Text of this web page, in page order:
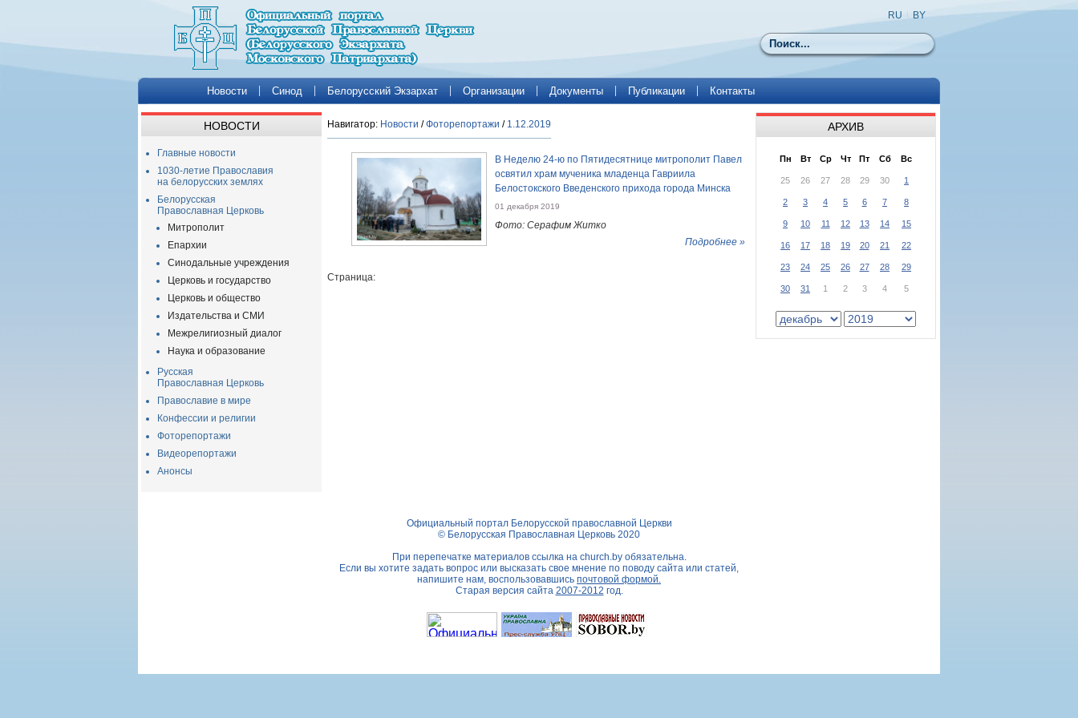
Поиск
RU BY
Новости Синод Белорусский Экзархат Организации Документы Публикации Контакты
НОВОСТИ
Главные новости
1030-летие Православия
на белорусских землях
Белорусская
Православная Церковь
Митрополит
Епархии
Синодальные учреждения
Церковь и государство
Церковь и общество
Издательства и СМИ
Межрелигиозный диалог
Наука и образование
Русская
Православная Церковь
Православие в мире
Конфессии и религии
Фоторепортажи
Видеорепортажи
Анонсы
Навигатор: Новости /Фоторепортажи / 1.12.2019
В Неделю 24-ю по Пятидесятнице митрополит Павел
освятил храм мученика младенца Гавриила
Белостокского Введенского прихода города Минска
01 декабря 2019
Фото: Серафим Житко
Подробнее »
Страница:
АРХИВ
Пн Вт Ср Чт Пт Сб Вс
25 26 27 28 29 30 1
2 3 4 5 6 7 8
9 10 11 12 13 14 15
16 17 18 19 20 21 22
23 24 25 26 27 28 29
30 31 1 2 3 4 5
Официальный портал Белорусской православной Церкви
© Белорусская Православная Церковь 2020
При перепечатке материалов ссылка на church.byобязательна.
Если вы хотите задать вопрос или высказать свое мнение по поводу сайта или статей,
напишите нам, воспользовавшись почтовой формой.
Старая версия сайта 2007-2012 год.